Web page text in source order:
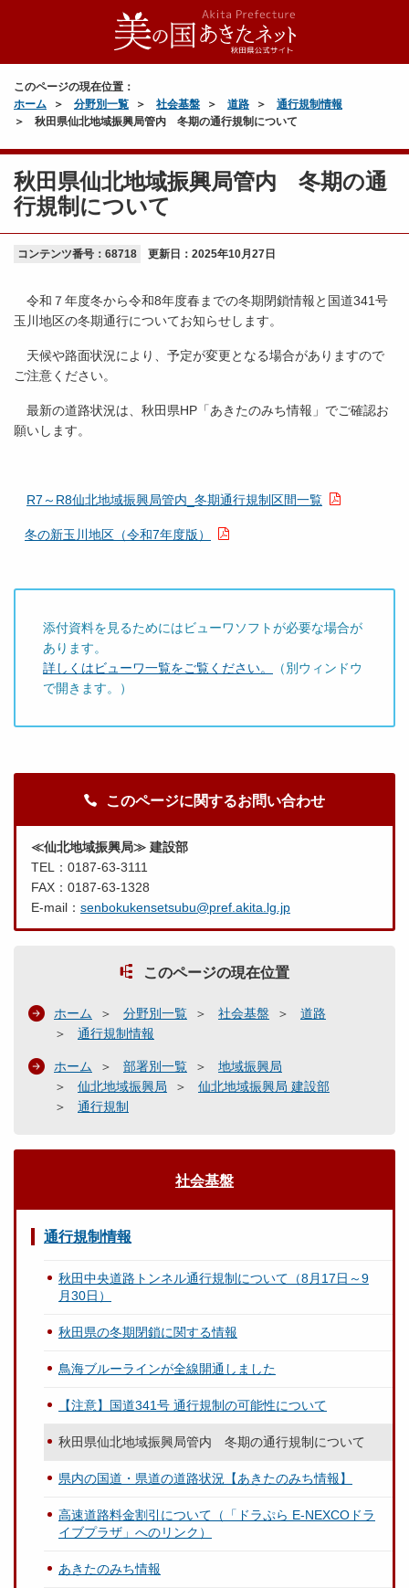
このページの現在位置：
ホーム
分野別一覧 社会基盤 道路
通行規制情報
秋田県仙北地域振興局管内 冬期の通行規制について
秋田県仙北地域振興局管内 冬期の通
行規制について
コンテンツ番号：68718 更新日： 2025年10月27日
令和７年度冬から令和8年度春までの冬期閉鎖情報と国道341号
玉川地区の冬期通行についてお知らせします。
天候や路面状況により、予定が変更となる場合がありますので
ご注意ください。
最新の道路状況は、秋田県HP「あきたのみち情報」でご確認お
願いします。
R7～R8仙北地域振興局管内_冬期通行規制区間一覧
冬の新玉川地区（令和7年度版）
添付資料を見るためにはビューワソフトが必要な場合が
あります。
詳しくはビューワ一覧をご覧ください。
（別ウィンドウ
で開きます。）
このページに関するお問い合わせ
≪仙北地域振興局≫ 建設部
TEL：0187-63-3111
FAX：0187-63-1328
E-mail： senbokukensetsubu@pref.akita.lg.jp
このページの現在位置
ホーム 分野別一覧 社会基盤
道路
通行規制情報
ホーム 部署別一覧
地域振興局
仙北地域振興局
仙北地域振興局 建設部
通行規制
社会基盤
通行規制情報
秋田中央道路トンネル通行規制について（8月17日～9
月30日）
秋田県の冬期閉鎖に関する情報
鳥海ブルーラインが全線開通しました
【注意】国道341号 通行規制の可能性について
秋田県仙北地域振興局管内 冬期の通行規制について
県内の国道・県道の道路状況【あきたのみち情報】
高速道路料金割引について（「ドラぷら E-NEXCOドラ
イブプラザ」へのリンク）
あきたのみち情報